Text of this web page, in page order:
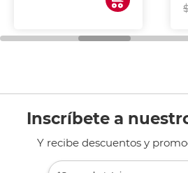
Inscríbete a
Y recibe descuentos y